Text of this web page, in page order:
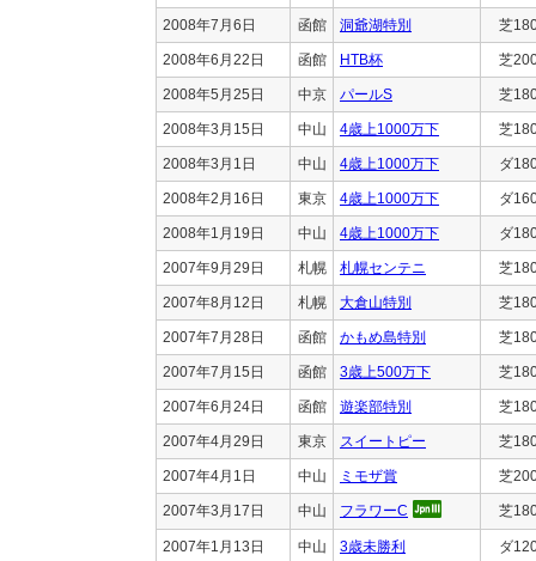
2008年7月6日 函館 洞爺湖特別 芝
2008年6月22日 函館 HTB杯 芝
2008年5月25日 中京 パールS 芝
2008年3月15日 中山 4歳上1000万下 芝
2008年3月1日 中山 4歳上1000万下 ダ
2008年2月16日 東京 4歳上1000万下 ダ
2008年1月19日 中山 4歳上1000万下 ダ
2007年9月29日 札幌 札幌センテニ 芝
2007年8月12日 札幌 大倉山特別 芝
2007年7月28日 函館 かもめ島特別 芝
2007年7月15日 函館 3歳上500万下 芝
2007年6月24日 函館 遊楽部特別 芝
2007年4月29日 東京 スイートピー 芝
2007年4月1日 中山 ミモザ賞 芝
2007年3月17日 中山 フラワーC 芝
2007年1月13日 中山 3歳未勝利 ダ